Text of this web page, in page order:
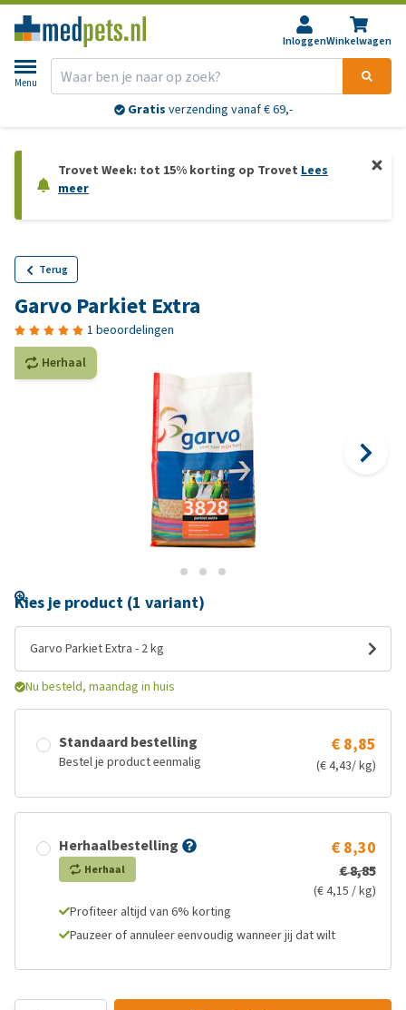
InloggenWinkelwagen
Menu
Gratis verzending vanaf € 69,-
Trovet Week: tot 15% korting op Trovet Lees
meer
Terug
Garvo Parkiet Extra
1 beoordelingen
Herhaal
Kies je product (1 variant)
Garvo Parkiet Extra - 2 kg
Nu besteld, maandag in huis
Standaard bestelling
Bestel je product eenmalig
€ 8,85
(€ 4,43/ kg)
Herhaalbestelling
Herhaal
€ 8,30
€ 8,85
(€ 4,15 / kg)
Profiteer altijd van 6% korting
Pauzeer of annuleer eenvoudig wanneer jij dat wilt